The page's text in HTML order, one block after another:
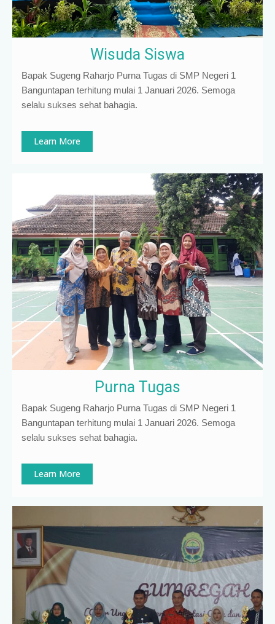
Wisuda Siswa
Bapak Sugeng Raharjo Purna Tugas di SMP Negeri 1
Banguntapan terhitung mulai 1 Januari 2026. Semoga
selalu sukses sehat bahagia.
Learn More
Purna Tugas
Bapak Sugeng Raharjo Purna Tugas di SMP Negeri 1
Banguntapan terhitung mulai 1 Januari 2026. Semoga
selalu sukses sehat bahagia.
Learn More